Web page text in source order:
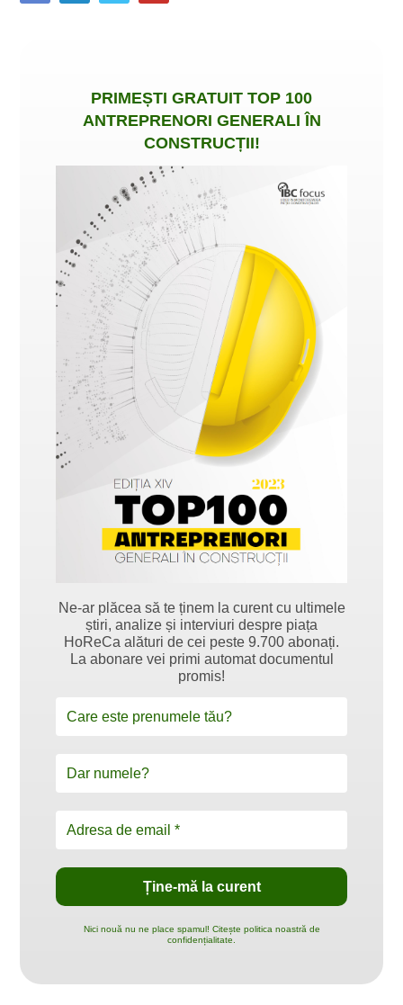
PRIMEȘTI GRATUIT TOP 100
ANTREPRENORI GENERALI ÎN
CONSTRUCȚII!
Ne-ar plăcea să te ținem la curent cu ultimele
știri, analize și interviuri despre piața
HoReCa alături de cei peste 9.700 abonați.
La abonare vei primi automat documentul
promis!
Nici nouă nu ne place spamul! Citește politica noastră de
confidențialitate.